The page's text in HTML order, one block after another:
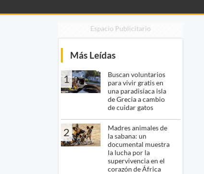
Espacio Publicitario
Más Leídas
1
Buscan voluntarios
para vivir gratis en
una paradisíaca isla
de Grecia a cambio
de cuidar gatos
2
Madres animales de
la sabana: un
documental muestra
la lucha por la
supervivencia en el
corazón de África